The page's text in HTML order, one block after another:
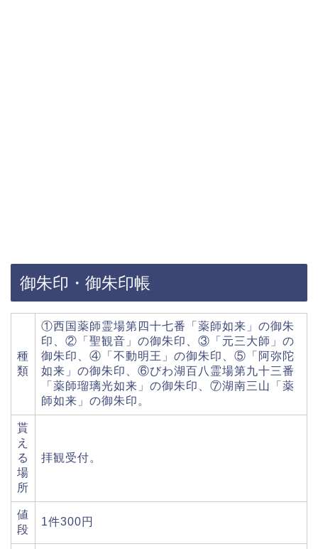
御朱印・御朱印帳
種
類
①西国薬師霊場第四十七番「薬師如来」の御朱
印、②「聖観音」の御朱印、③「元三大師」の
御朱印、④「不動明王」の御朱印、⑤「阿弥陀
如来」の御朱印、⑥びわ湖百八霊場第九十三番
「薬師瑠璃光如来」の御朱印、⑦湖南三山「薬
師如来」の御朱印。
貰
え
る
場
所
拝観受付。
値
段
1件300円